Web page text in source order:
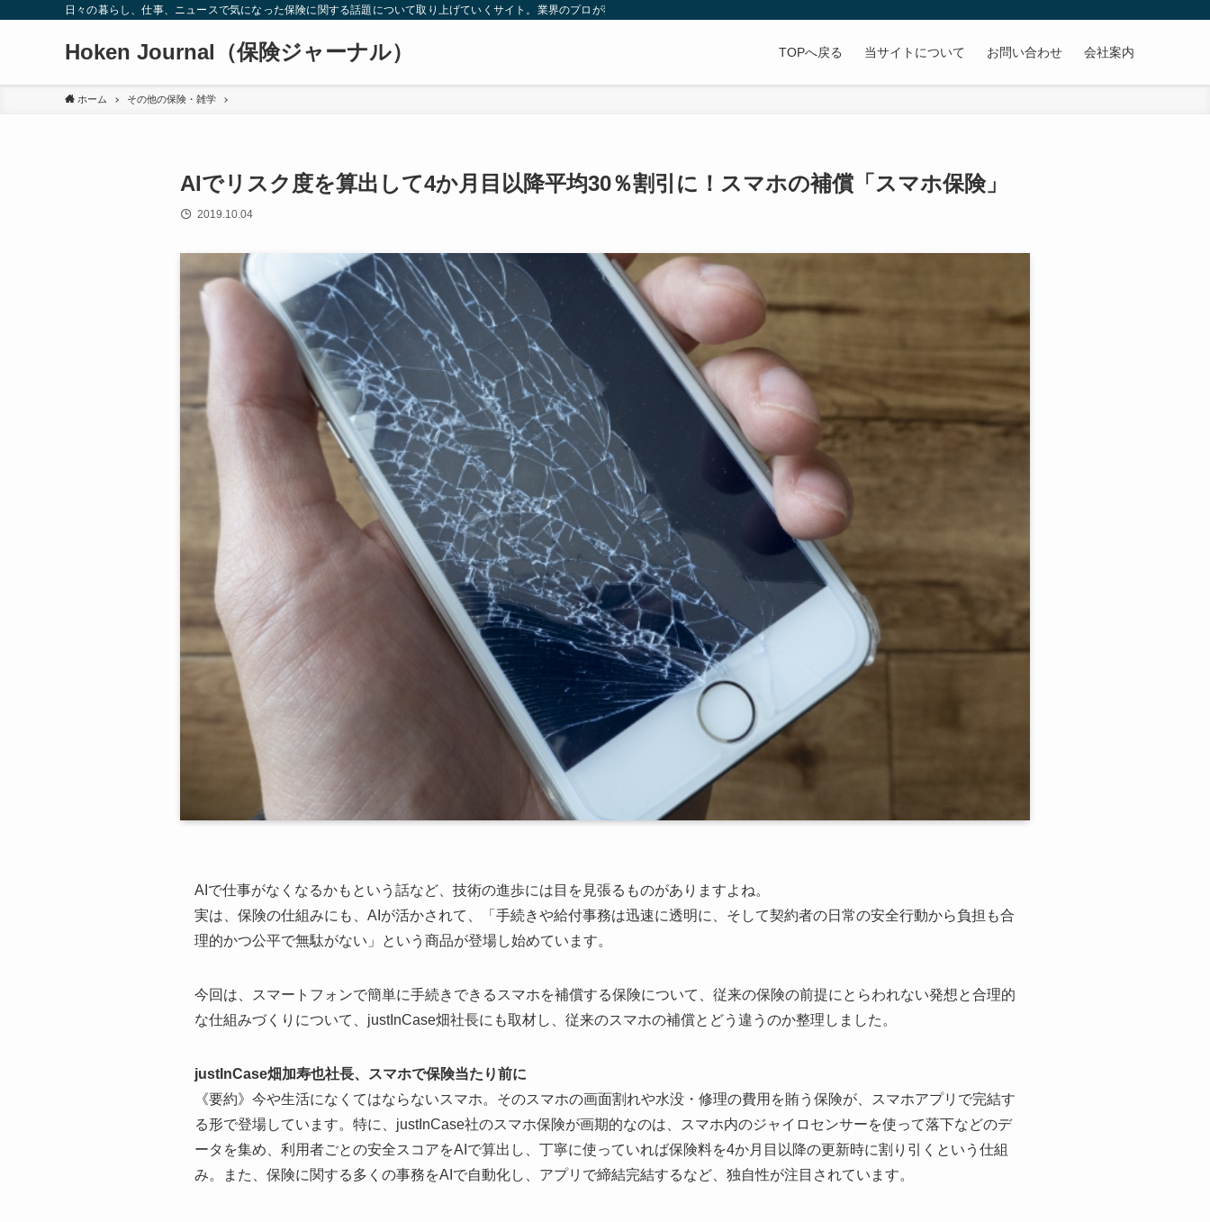
日々の暮らし、仕事、ニュースで気になった保険に関する話題について取り上げていくサイト。業界のプロが独自の視点で保険について考える。
Hoken Journal（保険ジャーナル） TOPへ戻る 当サイトについて お問い合わせ 会社案内
ホーム その他の保険・雑学
AIでリスク度を算出して4か月目以降平均30％割引に！スマホの補償「スマホ保険」
2019.10.04
AIで仕事がなくなるかもという話など、技術の進歩には目を見張るものがありますよね。
実は、保険の仕組みにも、AIが活かされて、「手続きや給付事務は迅速に透明に、そして契約者の日常の安全行動から負担も合
理的かつ公平で無駄がない」という商品が登場し始めています。
今回は、スマートフォンで簡単に手続きできるスマホを補償する保険について、従来の保険の前提にとらわれない発想と合理的
な仕組みづくりについて、justInCase畑社長にも取材し、従来のスマホの補償とどう違うのか整理しました。
justInCase畑加寿也社長、スマホで保険当たり前に
《要約》今や生活になくてはならないスマホ。そのスマホの画面割れや水没・修理の費用を賄う保険が、スマホアプリで完結す
る形で登場しています。特に、justInCase社のスマホ保険が画期的なのは、スマホ内のジャイロセンサーを使って落下などのデ
ータを集め、利用者ごとの安全スコアをAIで算出し、丁寧に使っていれば保険料を4か月目以降の更新時に割り引くという仕組
み。また、保険に関する多くの事務をAIで自動化し、アプリで締結完結するなど、独自性が注目されています。